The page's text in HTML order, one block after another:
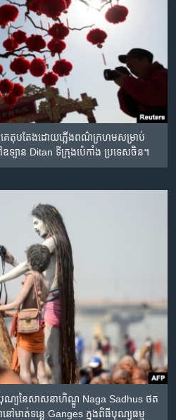
េ​តុប​តែង​ដោយ​ភ្លើង​ពណ៌​ក្រហម​សម្រាប់​
ទ្យាន Ditan ទីក្រុង​ប៉េកាំង ប្រទេស​ចិន។
បុណ្យ​នៃ​សាសនា​ហិណ្ឌូ Naga Sadhus ថត​
មាត់​ទន្លេ Ganges ក្នុង​ពិធីបុណ្យ​ធម្ម